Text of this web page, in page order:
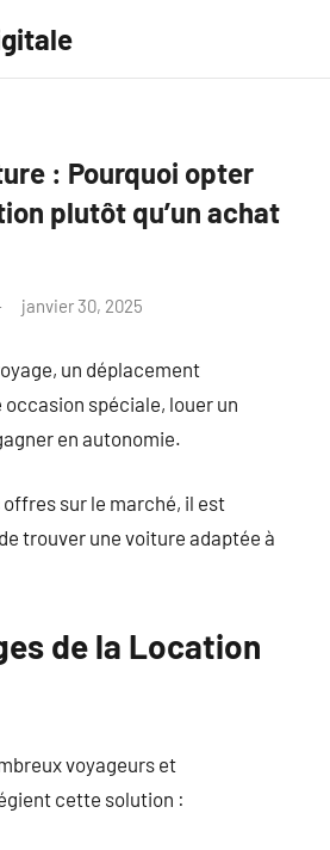
: Pourquoi opter
plutôt qu’un achat
janvier 30, 2025
un déplacement
spéciale, louer un
en autonomie.
sur le marché, il est
trouver une voiture adaptée à
de la Location
voyageurs et
cette solution :